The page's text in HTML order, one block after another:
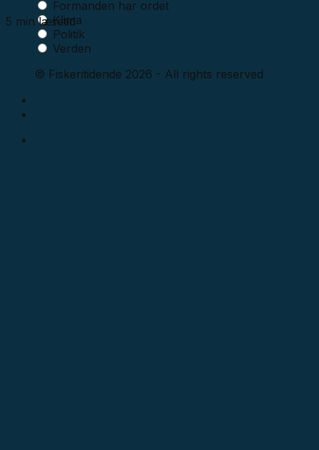
Formanden har ordet
Klima
Politik
Verden
© Fiskeritidende 2026 - All rights reserved
5 min læsetid